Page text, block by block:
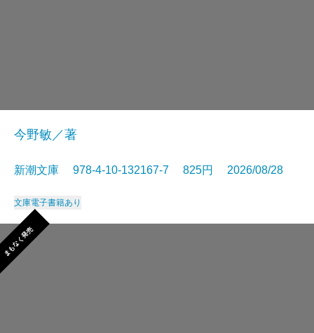
今野敏／著
新潮文庫 978-4-10-132167-7 825円 2026/08/28
文庫電子書籍あり
まもなく発売